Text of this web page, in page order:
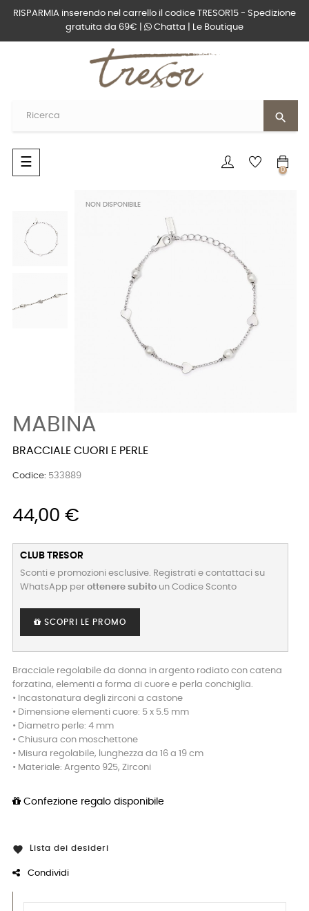
RISPARMIA inserendo nel carrello il codice TRESOR15 - Spedizione
gratuita da 69€ |
Chatta Le Boutique
search
navigazione
Toggle
☰
0
NON DISPONIBILE
MABINA
BRACCIALE CUORI E PERLE
Codice: 533889
44,00 €
CLUB TRESOR
Sconti e promozioni esclusive. Registrati e contattaci su
WhatsApp per ottenere subito un Codice Sconto
SCOPRI LE PROMO
Bracciale regolabile da donna in argento rodiato con catena
forzatina, elementi a forma di cuore e perla conchiglia.
• Incastonatura degli zirconi a castone
• Dimensione elementi cuore: 5 x 5.5 mm
• Diametro perle: 4 mm
• Chiusura con moschettone
• Misura regolabile, lunghezza da 16 a 19 cm
• Materiale: Argento 925, Zirconi
Confezione regalo disponibile
 Lista dei desideri
Condividi